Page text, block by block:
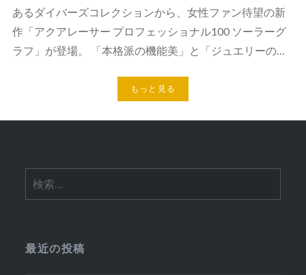
あるダイバーズコレクションから、女性ファン待望の新
作「アクアレーサー プロフェッショナル100 ソーラーグ
ラフ」が登場。 「本格派の機能美」と「ジュエリーの…
もっと見る
索:
最近の投稿